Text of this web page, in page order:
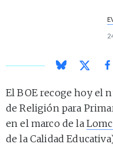
El BOE recoge hoy el
de Religión para
en el marco de la
de la Calidad